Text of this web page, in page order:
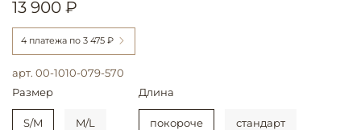
арт. 00-1010-079-570
13 900 ₽
4 платежа по 3 475 ₽
Размер
S/M M/L
Длина
покороче стандарт